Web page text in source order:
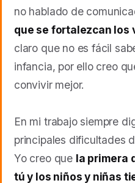
no hablado de
que se fortalezcan los
claro que no es fácil
infancia, por ello creo
convivir mejor.
En mi trabajo siempre
principales dificultades
Yo creo que la primera
tú y los niños y niñas